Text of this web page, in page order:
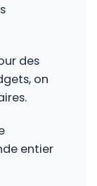
des
on
entier